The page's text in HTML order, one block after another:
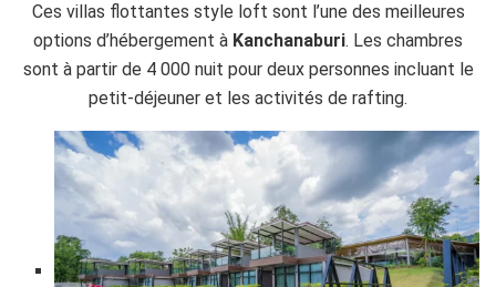
Ces villas flottantes style loft sont l’une des meilleures
options d’hébergement à Kanchanaburi. Les chambres
sont à partir de 4 000 nuit pour deux personnes incluant le
petit-déjeuner et les activités de rafting.